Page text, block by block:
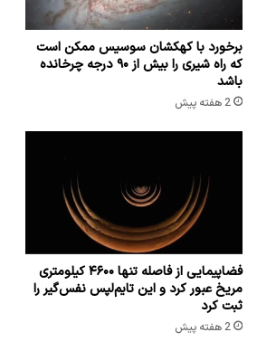
برخورد با کهکشان سوسیس ممکن است
که راه شیری را بیش از ۹۰ درجه چرخانده
باشد
2 هفته پیش
فضاپیمایی از فاصله تنها ۴۶۰۰ کیلومتری
مریخ عبور کرد و این تایم‌لپس نفس‌گیر را
ثبت کرد
2 هفته پیش